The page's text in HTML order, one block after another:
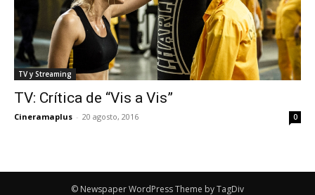
TV y Streaming
TV: Crítica de “Vis a Vis”
Cineramaplus - 20 agosto, 2016 0
© Newspaper WordPress Theme by TagDiv